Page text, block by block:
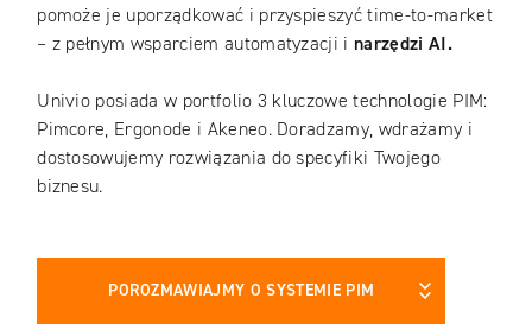
pomoże je uporządkować i przyspieszyć time-to-market
– z pełnym wsparciem automatyzacji i narzędzi AI.
Univio posiada w portfolio 3 kluczowe technologie PIM:
Pimcore, Ergonode i Akeneo. Doradzamy, wdrażamy i
dostosowujemy rozwiązania do specyfiki Twojego
biznesu.
POROZMAWIAJMY O SYSTEMIE PIM